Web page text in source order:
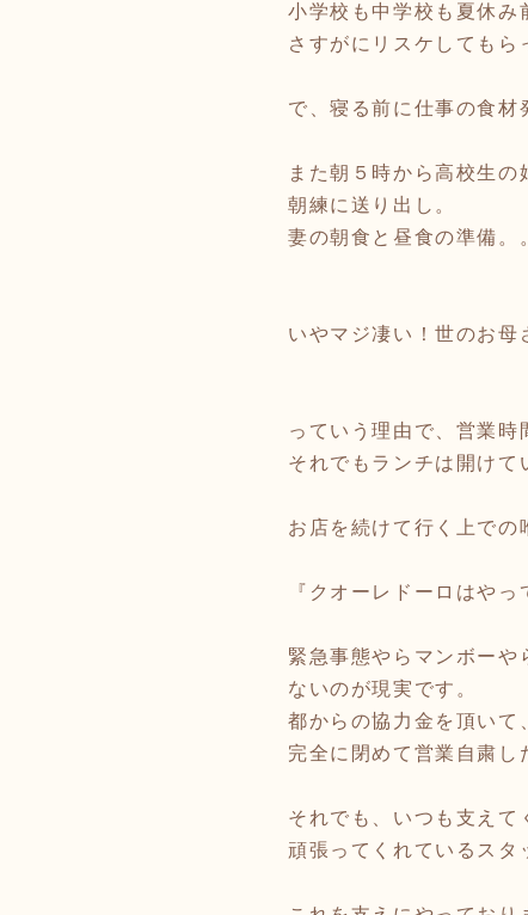
小学校も中学校も夏休
さすがにリスケしても
で、寝る前に仕事の食材
また朝５時から高校生
朝練に送り出し。
妻の朝食と昼食の準備。
いやマジ凄い！世のお母
っていう理由で、営業時
それでもランチは開けて
お店を続けて行く上で
『クオーレドーロはや
緊急事態やらマンボーや
ないのが現実です。
都からの協力金を頂いて
完全に閉めて営業自粛
それでも、いつも支えて
頑張ってくれているスタ